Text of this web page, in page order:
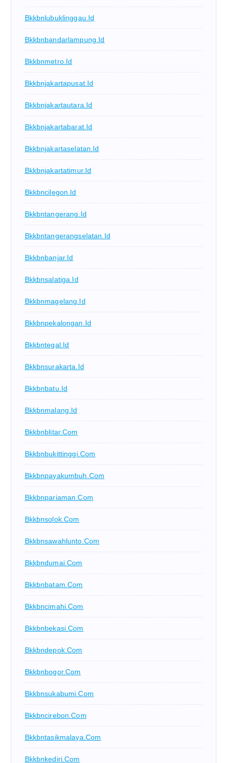
Bkkbnlubuklinggau.id
Bkkbnbandarlampung.id
Bkkbnmetro.id
Bkkbnjakartapusat.id
Bkkbnjakartautara.id
Bkkbnjakartabarat.id
Bkkbnjakartaselatan.id
Bkkbnjakartatimur.id
Bkkbncilegon.id
Bkkbntangerang.id
Bkkbntangerangselatan.id
Bkkbnbanjar.id
Bkkbnsalatiga.id
Bkkbnmagelang.id
Bkkbnpekalongan.id
Bkkbntegal.id
Bkkbnsurakarta.id
Bkkbnbatu.id
Bkkbnmalang.id
Bkkbnblitar.com
Bkkbnbukittinggi.com
Bkkbnpayakumbuh.com
Bkkbnpariaman.com
Bkkbnsolok.com
Bkkbnsawahlunto.com
Bkkbndumai.com
Bkkbnbatam.com
Bkkbncimahi.com
Bkkbnbekasi.com
Bkkbndepok.com
Bkkbnbogor.com
Bkkbnsukabumi.com
Bkkbncirebon.com
Bkkbntasikmalaya.com
Bkkbnkediri.com